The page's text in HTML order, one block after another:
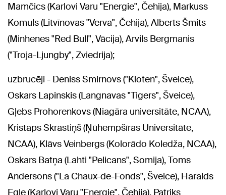
Mamčics (Karlovi Varu "Energie", Čehija), Markuss
Komuls (Litvīnovas "Verva", Čehija), Alberts Šmits
(Minhenes "Red Bull", Vācija), Arvils Bergmanis
("Troja-Ljungby", Zviedrija);
uzbrucēji - Deniss Smirnovs ("Kloten", Šveice),
Oskars Lapinskis (Langnavas "Tigers", Šveice),
Gļebs Prohorenkovs (Niagāra universitāte, NCAA),
Kristaps Skrastiņš (Ņūhempšīras Universitāte,
NCAA), Klāvs Veinbergs (Kolorādo Koledža, NCAA),
Oskars Batņa (Lahti "Pelicans", Somija), Toms
Andersons ("La Chaux-de-Fonds", Šveice), Haralds
Egle (Karlovi Varu "Energie", Čehija), Patriks